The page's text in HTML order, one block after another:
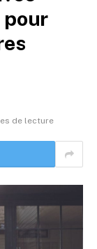
de lecture